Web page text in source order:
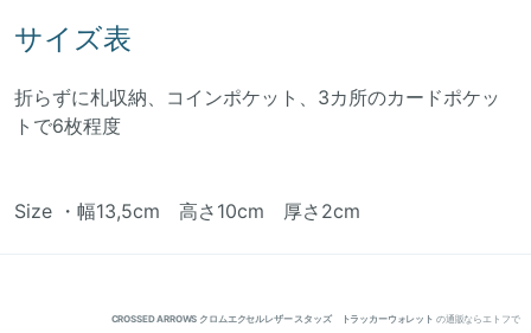
サイズ表
折らずに札収納、コインポケット、3カ所のカードポケッ
トで6枚程度
Size ・幅13,5cm 高さ10cm 厚さ2cm
CROSSED ARROWS クロムエクセルレザー スタッズ トラッカーウォレット の通販ならエトフで